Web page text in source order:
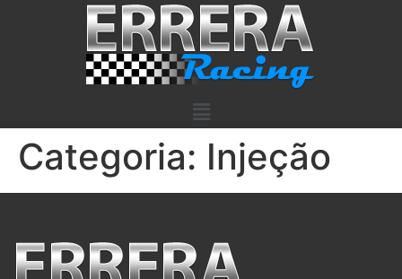
Categoria: Injeção